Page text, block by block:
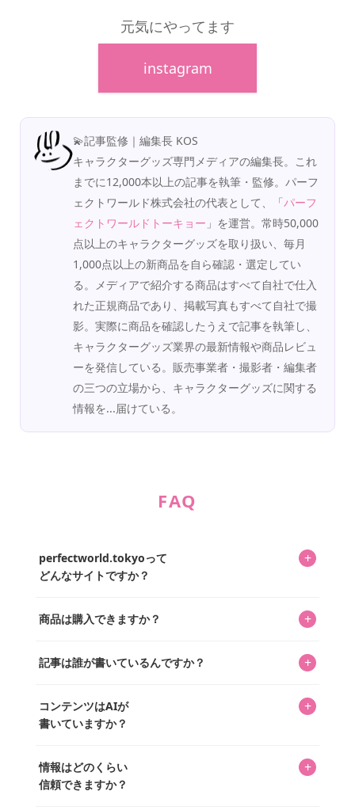
元気にやってます
instagram
💫記事監修｜編集長 KOS
キャラクターグッズ専門メディアの編集長。これ
までに12,000本以上の記事を執筆・監修。パーフ
ェクトワールド株式会社の代表として、「パーフ
ェクトワールドトーキョー 」を運営。常時50,000
点以上のキャラクターグッズを取り扱い、毎月
1,000点以上の新商品を自ら確認・選定してい
る。メディアで紹介する商品はすべて自社で仕入
れた正規商品であり、掲載写真もすべて自社で撮
影。実際に商品を確認したうえで記事を執筆し、
キャラクターグッズ業界の最新情報や商品レビュ
ーを発信している。販売事業者・撮影者・編集者
の三つの立場から、キャラクターグッズに関する
情報を...届けている。
FAQ
perfectworld.tokyoって
どんなサイトですか？
+
ってもらうニュースサイトです。運営はキャラグッズコレ
を中心に行われており、私たちは実際に40,000種のキャラグ
商品は購入できますか？ +
「perfectworld.shop」で、ほとんど全てのアイテムを購
があり、そこからジャンプできます。
記事は誰が書いているんですか？ +
ています。記事内の99%を超えるほぼすべての写真も、1枚
ずつ心を込めて自分たちで撮影したものです。さらに、10
ッズを収集し、月に1,000点の新商品を選定・購入する編集
長KOSが全記事を監修しています。
コンテンツはAIが
書いていますか？
+
書いています。AIは使用していません。編集長KOSが最終確
認を行い、手動で更新しています。
情報はどのくらい
信頼できますか？
+